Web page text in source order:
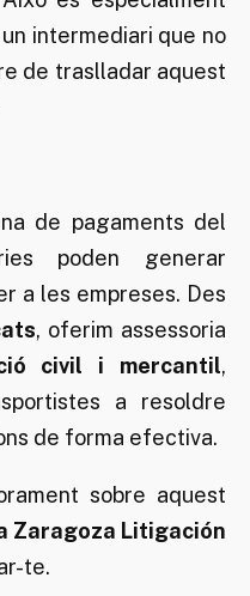
intermediari que no
de traslladar aquest
de pagaments del
poden generar
a les empreses. Des
, oferim assessoria
civil i mercantil,
a resoldre
de forma efectiva.
sobre aquest
Zaragoza Litigación
te.